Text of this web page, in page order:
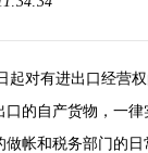
起对有进出口经营
的自产货物，一
帐和税务部门的